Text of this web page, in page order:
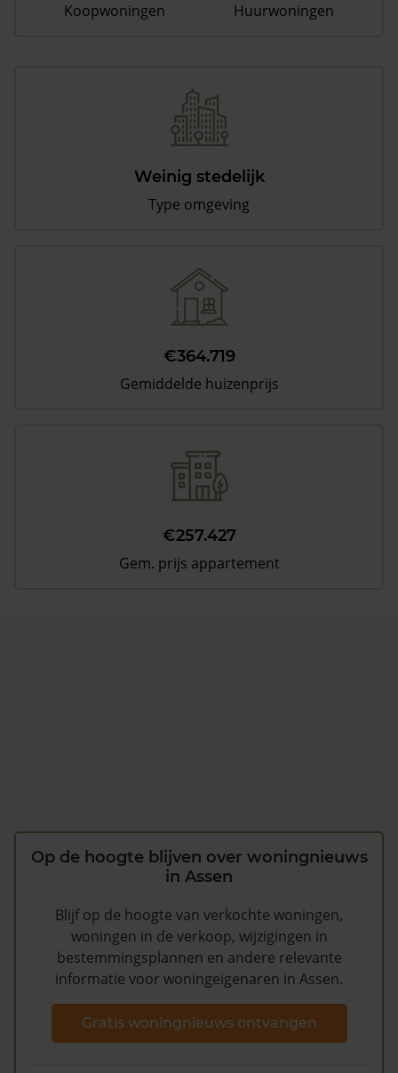
Koopwoningen
Huurwoningen
Weinig stedelijk
Type omgeving
€364.719
Gemiddelde huizenprijs
€257.427
Gem. prijs appartement
Op de hoogte blijven over woningnieuws
in Assen
Blijf op de hoogte van verkochte woningen,
woningen in de verkoop, wijzigingen in
bestemmingsplannen en andere relevante
informatie voor woningeigenaren in Assen.
Gratis woningnieuws ontvangen